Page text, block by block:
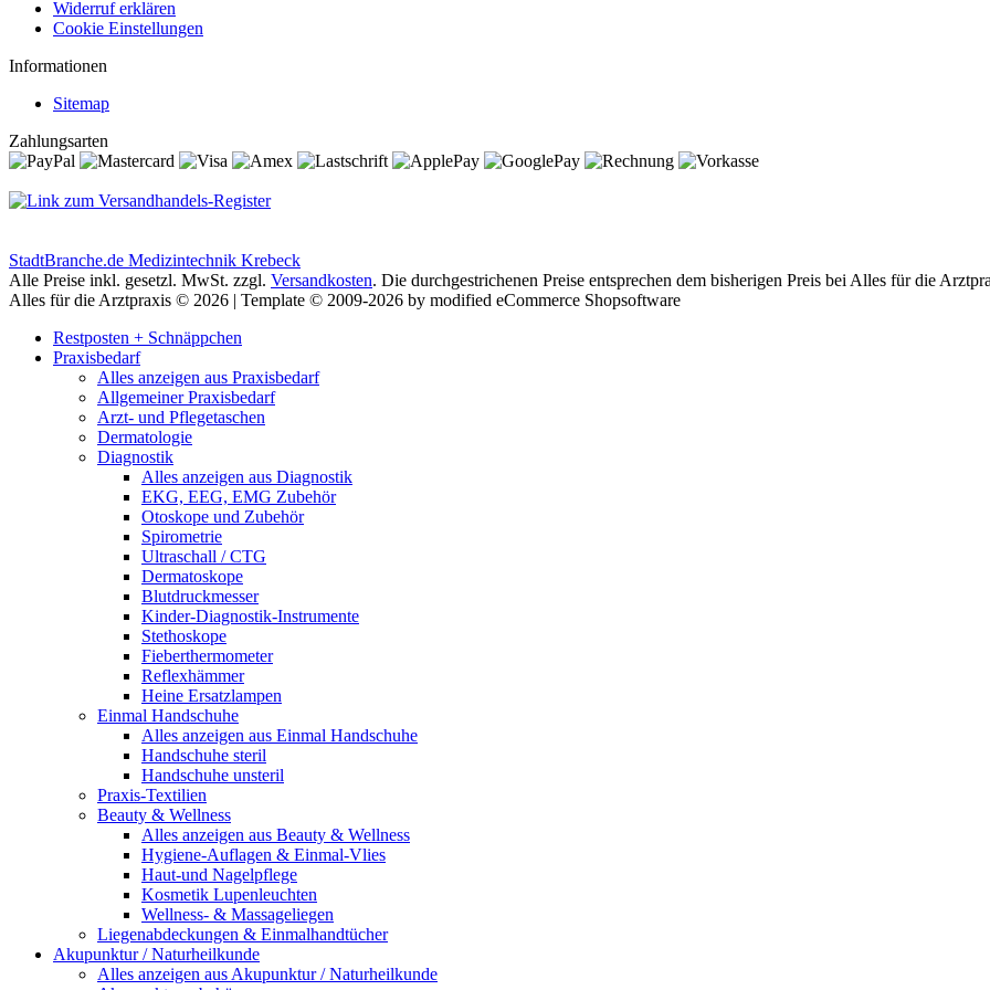
Widerruf erklären
Cookie Einstellungen
Informationen
Sitemap
Zahlungsarten
StadtBranche.de Medizintechnik Krebeck
Alle Preise inkl. gesetzl. MwSt. zzgl. Versandkosten. Die durchgestrichenen Preise entsprechen dem bisherigen Preis bei Alles für die
Alles für die Arztpraxis © 2026 | Template © 2009-2026 by modified eCommerce Shopsoftware
Restposten + Schnäppchen
Praxisbedarf
Alles anzeigen aus Praxisbedarf
Allgemeiner Praxisbedarf
Arzt- und Pflegetaschen
Dermatologie
Diagnostik
Alles anzeigen aus Diagnostik
EKG, EEG, EMG Zubehör
Otoskope und Zubehör
Spirometrie
Ultraschall / CTG
Dermatoskope
Blutdruckmesser
Kinder-Diagnostik-Instrumente
Stethoskope
Fieberthermometer
Reflexhämmer
Heine Ersatzlampen
Einmal Handschuhe
Alles anzeigen aus Einmal Handschuhe
Handschuhe steril
Handschuhe unsteril
Praxis-Textilien
Beauty & Wellness
Alles anzeigen aus Beauty & Wellness
Hygiene-Auflagen & Einmal-Vlies
Haut-und Nagelpflege
Kosmetik Lupenleuchten
Wellness- & Massageliegen
Liegenabdeckungen & Einmalhandtücher
Akupunktur / Naturheilkunde
Alles anzeigen aus Akupunktur / Naturheilkunde